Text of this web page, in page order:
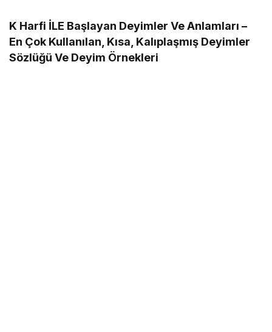
K Harfi İLE Başlayan Deyimler Ve Anlamları –
En Çok Kullanılan, Kısa, Kalıplaşmış Deyimler
Sözlüğü Ve Deyim Örnekleri